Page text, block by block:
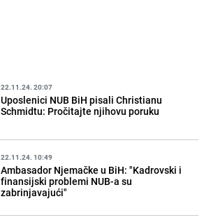
22.11.24. 20:07
Uposlenici NUB BiH pisali Christianu
Schmidtu: Pročitajte njihovu poruku
22.11.24. 10:49
Ambasador Njemačke u BiH: "Kadrovski i
finansijski problemi NUB-a su
zabrinjavajući"